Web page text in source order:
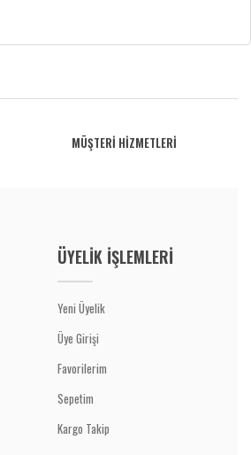
MÜŞTERİ HİZMETLERİ
ÜYELİK İŞLEMLERİ
Yeni Üyelik
Üye Girişi
Favorilerim
Sepetim
Kargo Takip